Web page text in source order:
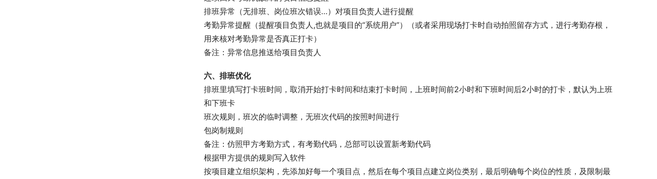
排班异常（无排班、岗位班次错误…）对项目负责人进行提醒
考勤异常提醒（提醒项目负责人,也就是项目的“系统用户”）（或者采用现场打卡时自动拍照留存方式，进行考勤存根，
用来核对考勤异常是否真正打卡）
备注：异常信息推送给项目负责人
六、排班优化
排班里填写打卡班时间，取消开始打卡时间和结束打卡时间，上班时间前2小时和下班时间后2小时的打卡，默认为上班
和下班卡
班次规则，班次的临时调整，无班次代码的按照时间进行
包岗制规则
备注：仿照甲方考勤方式，有考勤代码，总部可以设置新考勤代码
根据甲方提供的规则写入软件
按项目建立组织架构，先添加好每一个项目点，然后在每个项目点建立岗位类别，最后明确每个岗位的性质，及限制最